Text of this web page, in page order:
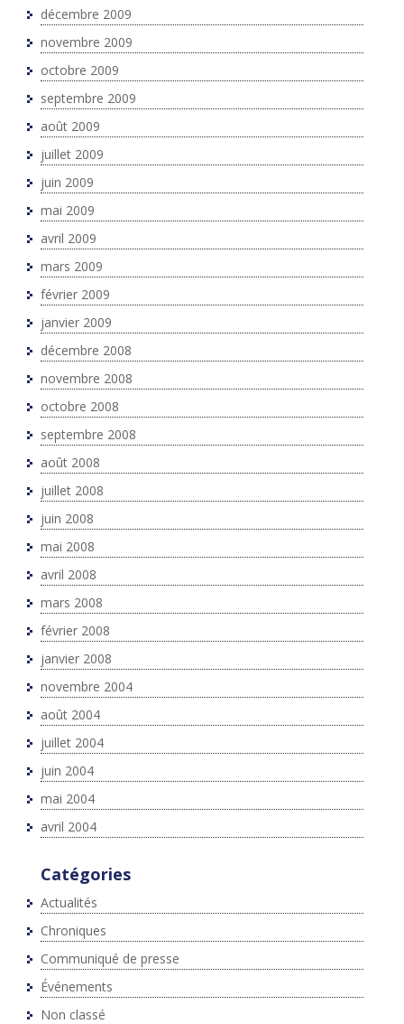
décembre 2009
novembre 2009
octobre 2009
septembre 2009
août 2009
juillet 2009
juin 2009
mai 2009
avril 2009
mars 2009
février 2009
janvier 2009
décembre 2008
novembre 2008
octobre 2008
septembre 2008
août 2008
juillet 2008
juin 2008
mai 2008
avril 2008
mars 2008
février 2008
janvier 2008
novembre 2004
août 2004
juillet 2004
juin 2004
mai 2004
avril 2004
Catégories
Actualités
Chroniques
Communiqué de presse
Événements
Non classé